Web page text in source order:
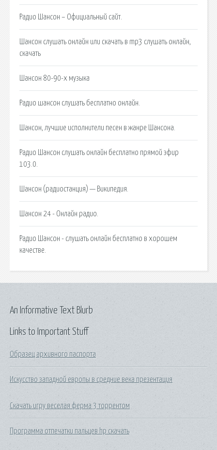
Радио Шансон – Официальный сайт.
Шансон слушать онлайн или скачать в mp3 слушать онлайн,
скачать
Шансон 80-90-х музыка
Радио шансон слушать бесплатно онлайн.
Шансон, лучшие исполнители песен в жанре Шансона.
Радио Шансон слушать онлайн бесплатно прямой эфир
103.0.
Шансон (радиостанция) — Википедия.
Шансон 24 - Онлайн радио.
Радио Шансон - слушать онлайн бесплатно в хорошем
качестве.
Links to Important Stuff
Образец архивного паспорта
Искусство западной европы в средние века презентация
Скачать игру веселая ферма 3 торрентом
Программа отпечатки пальцев hp скачать
An Informative Text Blurb